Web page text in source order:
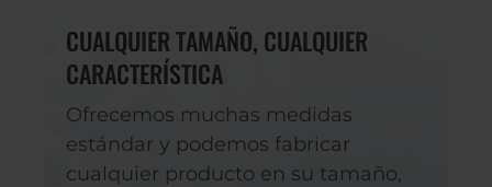
CUALQUIER TAMAÑO, CUALQUIER
CARACTERÍSTICA
Ofrecemos muchas medidas
estándar y podemos fabricar
cualquier producto en su tamaño,